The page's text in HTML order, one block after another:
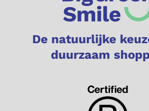
De natuurlijke
duurzaam